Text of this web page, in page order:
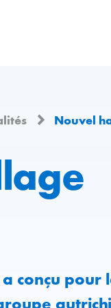
Nouvel
conçu pour